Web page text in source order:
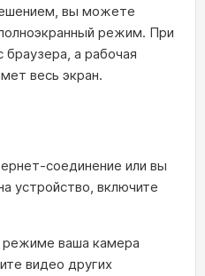
вы можете
режим. При
а рабочая
весь экран.
соединение или вы
устройство, включите
режиме ваша камера
видео других